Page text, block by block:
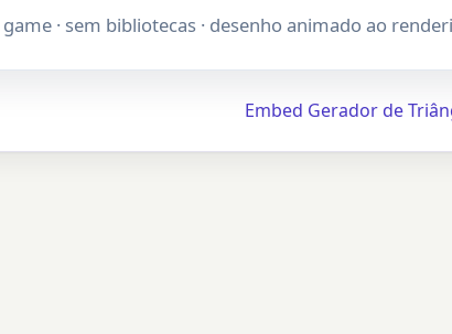
· sem bibliotecas · desenho animado ao
Embed Gerador de